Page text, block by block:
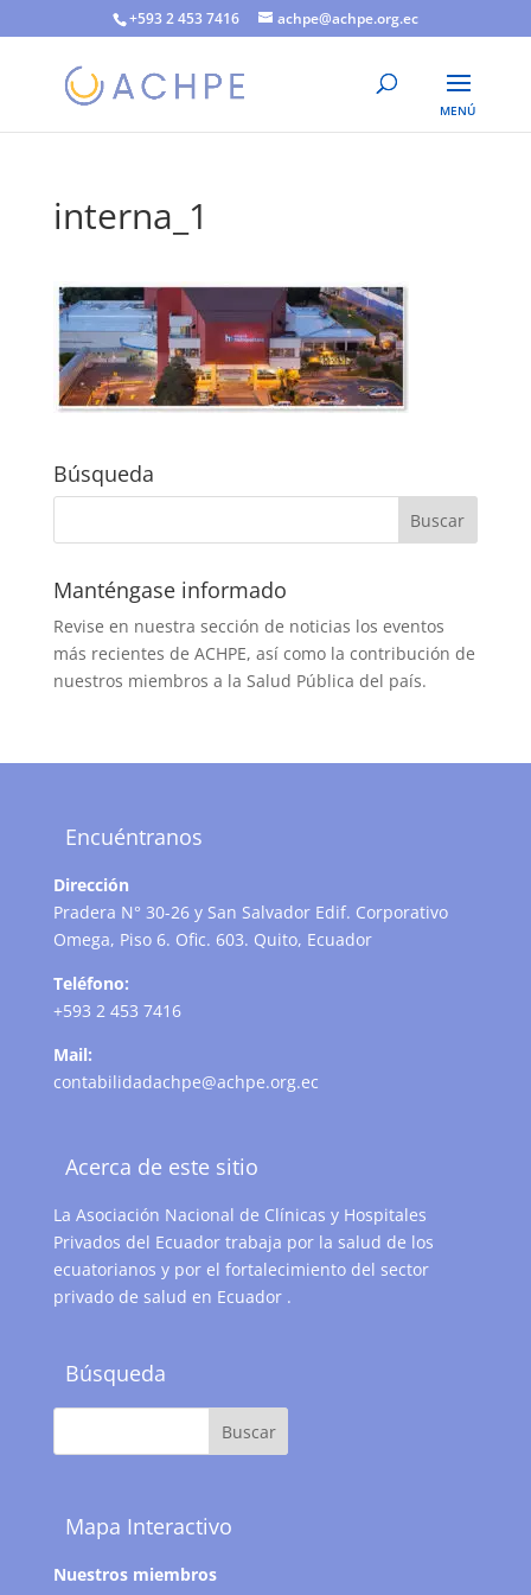
+593 2 453 7416 achpe@achpe.org.ec
interna_1
Búsqueda
Manténgase informado
Revise en nuestra sección de noticias los eventos
más recientes de ACHPE, así como la contribución de
nuestros miembros a la Salud Pública del país.
Encuéntranos
Dirección
Pradera N° 30-26 y San Salvador Edif. Corporativo
Omega, Piso 6. Ofic. 603. Quito, Ecuador
Teléfono:
+593 2 453 7416
Mail:
contabilidadachpe@achpe.org.ec
Acerca de este sitio
La Asociación Nacional de Clínicas y Hospitales
Privados del Ecuador trabaja por la salud de los
ecuatorianos y por el fortalecimiento del sector
privado de salud en Ecuador .
Búsqueda
Mapa Interactivo
Nuestros miembros